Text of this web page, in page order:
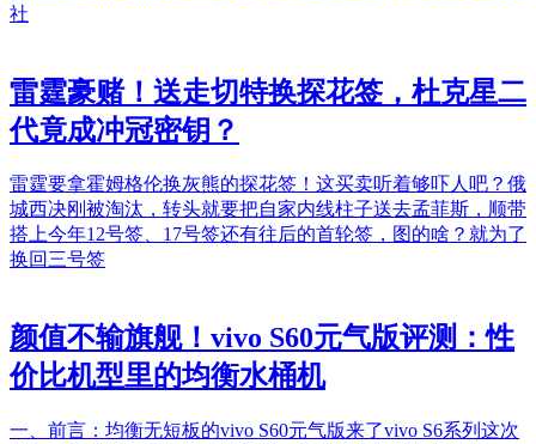
社
雷霆豪赌！送走切特换探花签，杜克星二
代竟成冲冠密钥？
雷霆要拿霍姆格伦换灰熊的探花签！这买卖听着够吓人吧？俄
城西决刚被淘汰，转头就要把自家内线柱子送去孟菲斯，顺带
搭上今年12号签、17号签还有往后的首轮签，图的啥？就为了
换回三号签
颜值不输旗舰！vivo S60元气版评测：性
价比机型里的均衡水桶机
一、前言：均衡无短板的vivo S60元气版来了vivo S6系列这次